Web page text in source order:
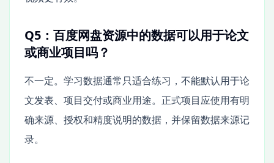
Q5：百度网盘资源中的数据可以用于论文
或商业项目吗？
不一定。学习数据通常只适合练习，不能默认用于论
文发表、项目交付或商业用途。正式项目应使用有明
确来源、授权和精度说明的数据，并保留数据来源记
录。